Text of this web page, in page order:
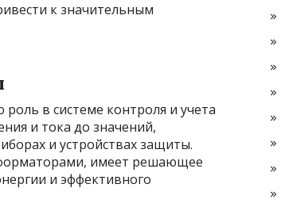
к значительным
в системе контроля и учета
и тока до значений,
и устройствах защиты.
имеет решающее
и эффективного